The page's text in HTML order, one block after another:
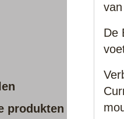
produkten
De